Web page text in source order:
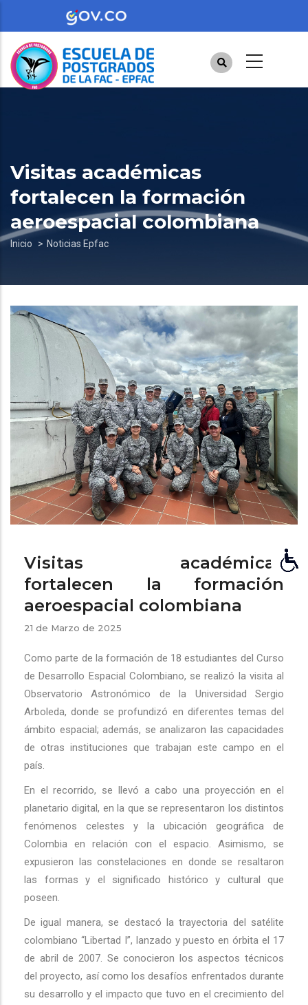
contenido
principal
Visitas académicas
fortalecen la formación
aeroespacial colombiana
Sobrescribir
de
ayuda
navegación
Inicio Noticias Epfac
Visitas académicas
fortalecen la formación
aeroespacial colombiana
21 de Marzo de 2025
Como parte de la formación de 18 estudiantes del Curso
de Desarrollo Espacial Colombiano, se realizó la visita al
Observatorio Astronómico de la Universidad Sergio
Arboleda, donde se profundizó en diferentes temas del
ámbito espacial; además, se analizaron las capacidades
de otras instituciones que trabajan este campo en el
país.
En el recorrido, se llevó a cabo una proyección en el
planetario digital, en la que se representaron los distintos
fenómenos celestes y la ubicación geográfica de
Colombia en relación con el espacio. Asimismo, se
expusieron las constelaciones en donde se resaltaron
las formas y el significado histórico y cultural que
poseen.
De igual manera, se destacó la trayectoria del satélite
colombiano “Libertad I”, lanzado y puesto en órbita el 17
de abril de 2007. Se conocieron los aspectos técnicos
del proyecto, así como los desafíos enfrentados durante
su desarrollo y el impacto que tuvo en el crecimiento del